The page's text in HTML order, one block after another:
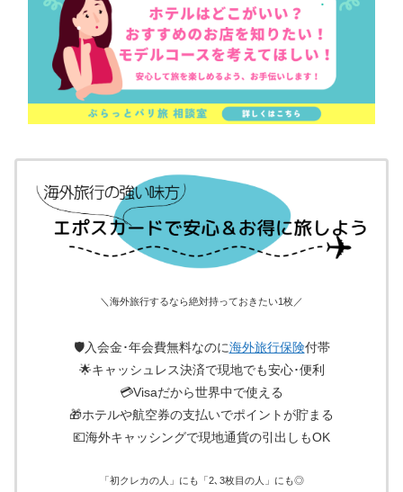
＼海外旅行するなら絶対持っておきたい1枚／
🛡入会金･年会費無料なのに海外旅行保険付帯
🌟キャッシュレス決済で現地でも安心･便利
💳Visaだから世界中で使える
🎁ホテルや航空券の支払いでポイントが貯まる
💶海外キャッシングで現地通貨の引出しもOK
「初クレカの人」にも「2､3枚目の人」にも◎